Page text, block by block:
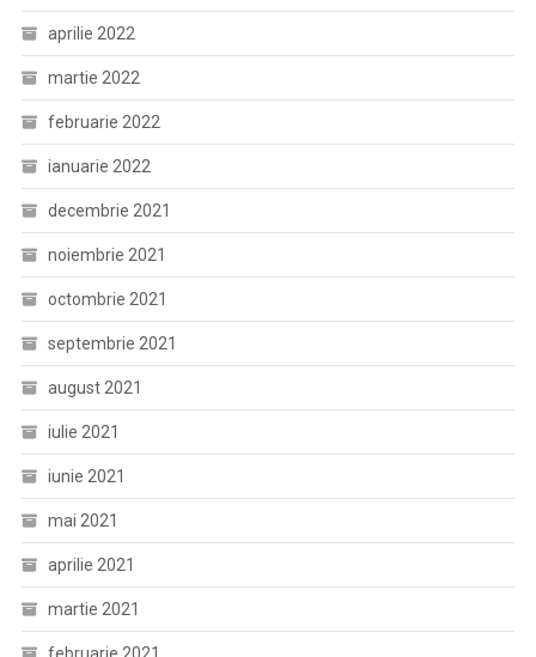
aprilie 2022
martie 2022
februarie 2022
ianuarie 2022
decembrie 2021
noiembrie 2021
octombrie 2021
septembrie 2021
august 2021
iulie 2021
iunie 2021
mai 2021
aprilie 2021
martie 2021